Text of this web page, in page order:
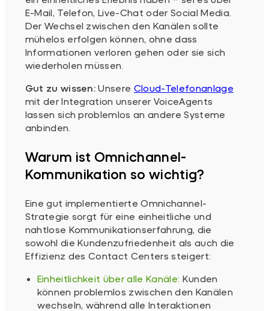
E-Mail, Telefon, Live-Chat oder Social Media.
Der Wechsel zwischen den Kanälen sollte
mühelos erfolgen können, ohne dass
Informationen verloren gehen oder sie sich
wiederholen müssen.
Gut zu wissen: Unsere Cloud-Telefonanlage
mit der Integration unserer VoiceAgents
lassen sich problemlos an andere Systeme
anbinden.
Warum ist Omnichannel-
Kommunikation so wichtig?
Eine gut implementierte Omnichannel-
Strategie sorgt für eine einheitliche und
nahtlose Kommunikationserfahrung, die
sowohl die Kundenzufriedenheit als auch die
Effizienz des Contact Centers steigert:
Einheitlichkeit über alle Kanäle: Kunden
können problemlos zwischen den Kanälen
wechseln, während alle Interaktionen